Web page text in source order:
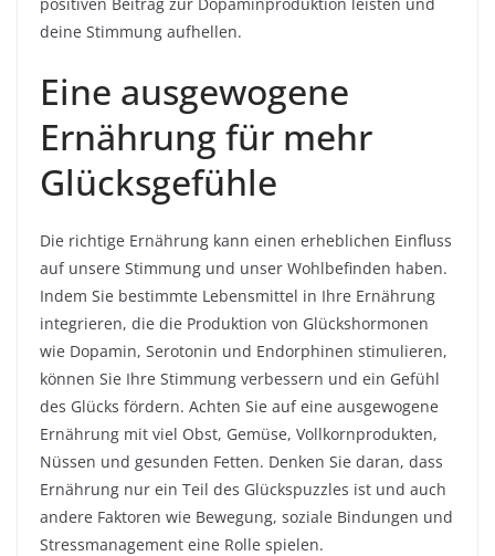
deine Stimmung aufhellen.
Eine ausgewogene
Ernährung für mehr
Glücksgefühle
Die richtige Ernährung kann einen erheblichen Einfluss
auf unsere Stimmung und unser Wohlbefinden haben.
Indem Sie bestimmte Lebensmittel in Ihre Ernährung
integrieren, die die Produktion von Glückshormonen
wie Dopamin, Serotonin und Endorphinen stimulieren,
können Sie Ihre Stimmung verbessern und ein Gefühl
des Glücks fördern. Achten Sie auf eine ausgewogene
Ernährung mit viel Obst, Gemüse, Vollkornprodukten,
Nüssen und gesunden Fetten. Denken Sie daran, dass
Ernährung nur ein Teil des Glückspuzzles ist und auch
andere Faktoren wie Bewegung, soziale Bindungen und
Stressmanagement eine Rolle spielen.